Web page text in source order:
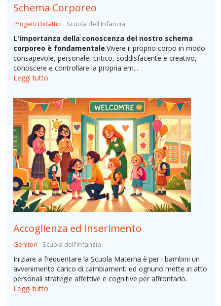
Schema Corporeo
Progetti Didattici Scuola dell'Infanzia
L'importanza della conoscenza del nostro schema
corporeo è fondamentale.Vivere il proprio corpo in modo
consapevole, personale, critico, soddisfacente e creativo,
conoscere e controllare la propria em...
Leggi tutto
Accoglienza ed Inserimento
Genitori Scuola dell'Infanzia
Iniziare a frequentare la Scuola Materna è per i bambini un
avvenimento carico di cambiamenti ed ognuno mette in atto
personali strategie affettive e cognitive per affrontarlo.
Leggi tutto